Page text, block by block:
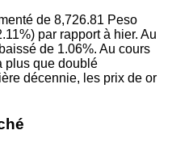
de 8,726.81 Peso
par rapport à hier. Au
de 1.06%. Au cours
plus que doublé
décennie, les prix de or